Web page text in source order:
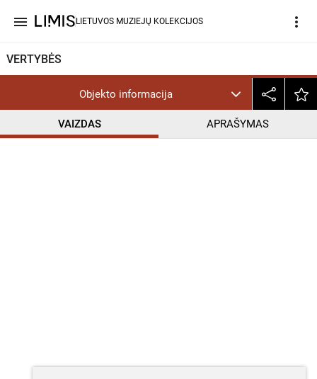
menu LIETUVOS MUZIEJŲ KOLEKCIJOS more_vert
VERTYBĖS
Objekto informacija
VAIZDAS APRAŠYMAS